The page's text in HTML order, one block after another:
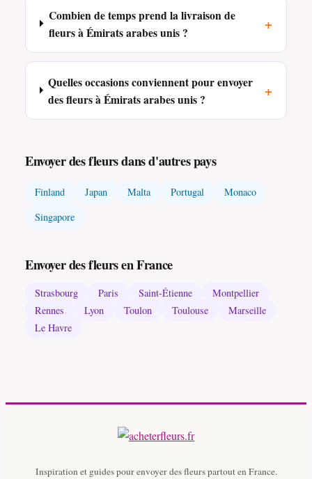
Combien de temps prend la livraison de
fleurs à Émirats arabes unis ?
+
Quelles occasions conviennent pour envoyer
des fleurs à Émirats arabes unis ?
+
Envoyer des fleurs dans d'autres pays
Finland Japan Malta Portugal
Monaco
Singapore
Envoyer des fleurs en France
Strasbourg Paris Saint-Étienne
Montpellier
Rennes
Lyon Toulon Toulouse
Marseille
Le Havre
Inspiration et guides pour envoyer des fleurs partout en France.